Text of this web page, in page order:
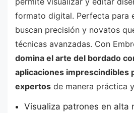
formato digital. Perfecta para
buscan precisión y novatos
técnicas avanzadas. Con
domina el arte del bordado
aplicaciones imprescindibles
expertos de manera práctica
Visualiza patrones en alta